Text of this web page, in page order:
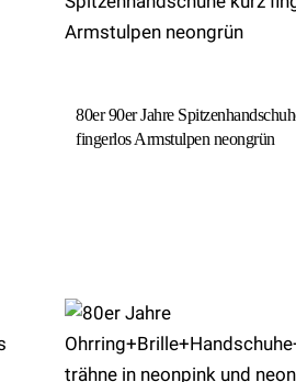
80er 90er Jahre
fingerlos Armstulpen neongrün